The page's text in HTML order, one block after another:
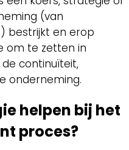
(van
bestrijkt en erop
om te zetten in
continuïteit,
onderneming.
helpen bij het
proces?